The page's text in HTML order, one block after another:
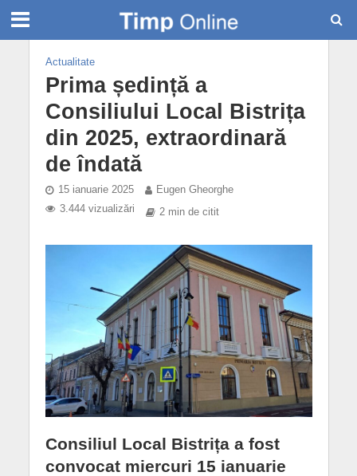
Actualitate
Prima ședință a
Consiliului Local Bistrița
din 2025, extraordinară
de îndată
15 ianuarie 2025
Eugen Gheorghe
3.444 vizualizări
2 min de citit
Consiliul Local Bistrița a fost
convocat miercuri 15 ianuarie